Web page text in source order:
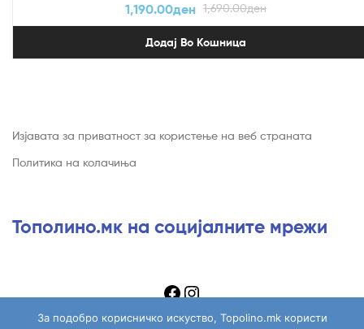
1,690.00ден
1,190.00ден
Додај Во Кошница
Изјавата за приватност за користење на веб страната
Политика на колачиња
Тополино.мк на социјалните мрежи
За подобро корисничко искуство, Topolino.mk користи